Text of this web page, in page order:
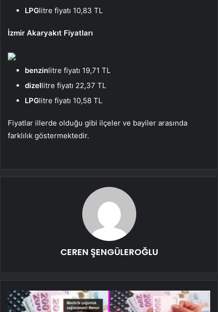
LPGlitre fiyatı 10,83 TL
İzmir Akaryakıt Fiyatları
benzinlitre fiyatı 19,71 TL
dizellitre fiyatı 22,37 TL
LPGlitre fiyatı 10,58 TL
Fiyatlar illerde olduğu gibi ilçeler ve bayiler arasında
farklılık göstermektedir.
CEREN ŞENGÜLEROĞLU